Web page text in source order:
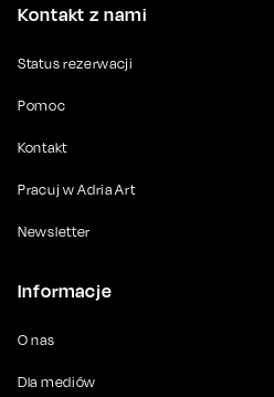
Kontakt z nami
Status rezerwacji
Pomoc
Kontakt
Pracuj w Adria Art
Newsletter
Informacje
O nas
Dla mediów